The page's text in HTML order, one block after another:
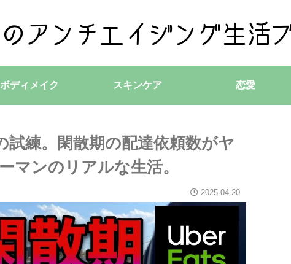
ボディメイク スキンケア 恋愛
練。閑散期の配達依頼数がヤ
マンのリアルな生活。
2025.04.20